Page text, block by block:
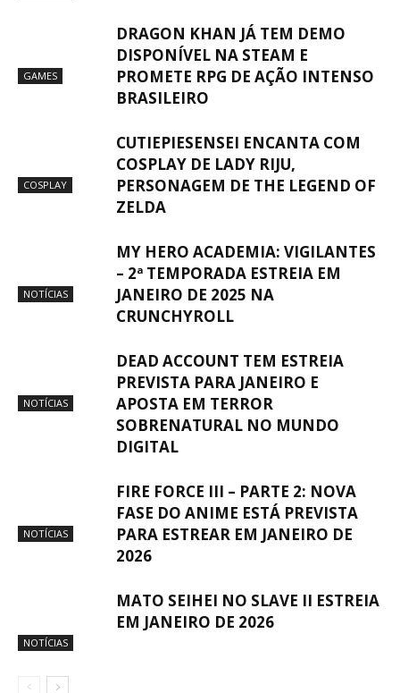
GAMES
DRAGON KHAN JÁ TEM DEMO
DISPONÍVEL NA STEAM E
PROMETE RPG DE AÇÃO INTENSO
BRASILEIRO
COSPLAY
CUTIEPIESENSEI ENCANTA COM
COSPLAY DE LADY RIJU,
PERSONAGEM DE THE LEGEND OF
ZELDA
NOTÍCIAS
MY HERO ACADEMIA: VIGILANTES
– 2ª TEMPORADA ESTREIA EM
JANEIRO DE 2025 NA
CRUNCHYROLL
NOTÍCIAS
DEAD ACCOUNT TEM ESTREIA
PREVISTA PARA JANEIRO E
APOSTA EM TERROR
SOBRENATURAL NO MUNDO
DIGITAL
NOTÍCIAS
FIRE FORCE III – PARTE 2: NOVA
FASE DO ANIME ESTÁ PREVISTA
PARA ESTREAR EM JANEIRO DE
2026
NOTÍCIAS
MATO SEIHEI NO SLAVE II ESTREIA
EM JANEIRO DE 2026